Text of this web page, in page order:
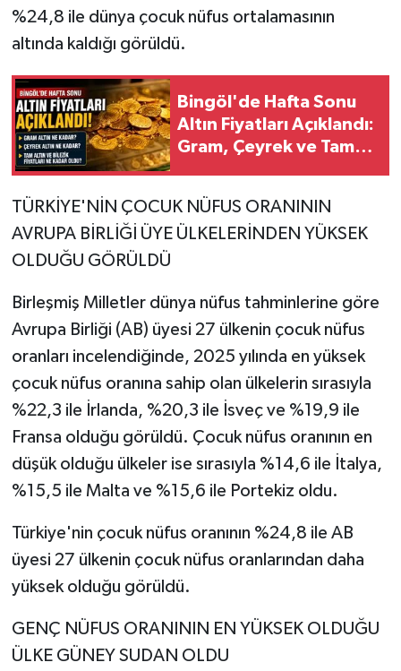
%24,8 ile dünya çocuk nüfus ortalamasının
altında kaldığı görüldü.
Bingöl'de Hafta Sonu
Altın Fiyatları Açıklandı:
Gram, Çeyrek ve Tam
TÜRKİYE'NİN ÇOCUK NÜFUS ORANININ
AVRUPA BİRLİĞİ ÜYE ÜLKELERİNDEN YÜKSEK
OLDUĞU GÖRÜLDÜ
Birleşmiş Milletler dünya nüfus tahminlerine göre
Avrupa Birliği (AB) üyesi 27 ülkenin çocuk nüfus
oranları incelendiğinde, 2025 yılında en yüksek
çocuk nüfus oranına sahip olan ülkelerin sırasıyla
%22,3 ile İrlanda, %20,3 ile İsveç ve %19,9 ile
Fransa olduğu görüldü. Çocuk nüfus oranının en
düşük olduğu ülkeler ise sırasıyla %14,6 ile İtalya,
%15,5 ile Malta ve %15,6 ile Portekiz oldu.
Türkiye'nin çocuk nüfus oranının %24,8 ile AB
üyesi 27 ülkenin çocuk nüfus oranlarından daha
yüksek olduğu görüldü.
GENÇ NÜFUS ORANININ EN YÜKSEK OLDUĞU
ÜLKE GÜNEY SUDAN OLDU